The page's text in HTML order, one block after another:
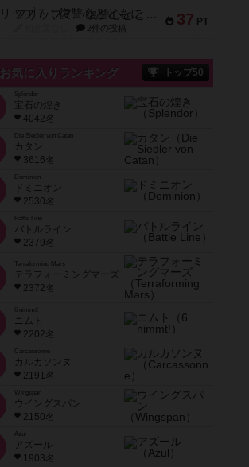
37 PT
フリップ７：復讐心とともに
2件の投稿
お気に入りランキング トップ50
宝石の煌き
4042名
Die Siedler von Catan
カタン
3616名
ドミニオン
2530名
Battle Line
バトルライン
2379名
Terraforming Mars
テラフォーミングマーズ
2372名
ニムト
2202名
Carcassonne
カルカソンヌ
2191名
Wingspan
ウイングスパン
2150名
Azul
アズール
1903名